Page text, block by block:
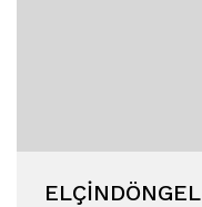
ELÇINDÖNGEL